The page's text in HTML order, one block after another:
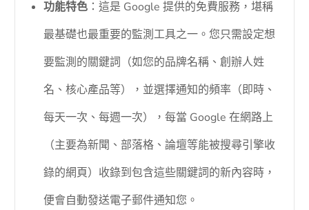
功能特色 ：這是 Google 提供的免費服務，堪稱
最基礎也最重要的監測工具之一。您只需設定想
要監測的關鍵詞（如您的品牌名稱、創辦人姓
名、核心產品等），並選擇通知的頻率（即時、
每天一次、每週一次），每當 Google 在網路上
（主要為新聞、部落格、論壇等能被搜尋引擎收
錄的網頁）收錄到包含這些關鍵詞的新內容時，
便會自動發送電子郵件通知您。